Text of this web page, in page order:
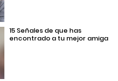
15 Señales de que has
encontrado a tu mejor amiga